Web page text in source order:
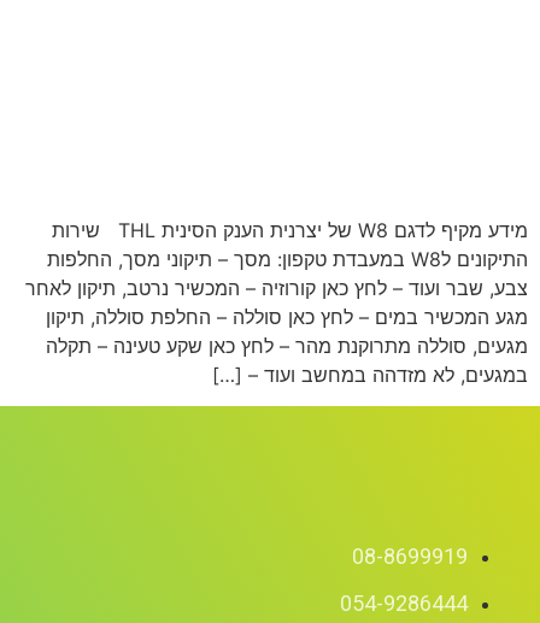
מידע מקיף לדגם W8 של יצרנית הענק הסינית THL שירות
התיקונים לW8 במעבדת טקפון: מסך – תיקוני מסך, החלפות
צבע, שבר ועוד – לחץ כאן קורוזיה – המכשיר נרטב, תיקון לאחר
מגע המכשיר במים – לחץ כאן סוללה – החלפת סוללה, תיקון
מגעים, סוללה מתרוקנת מהר – לחץ כאן שקע טעינה – תקלה
במגעים, לא מזדהה במחשב ועוד – […]
08-8699919
054-9286444